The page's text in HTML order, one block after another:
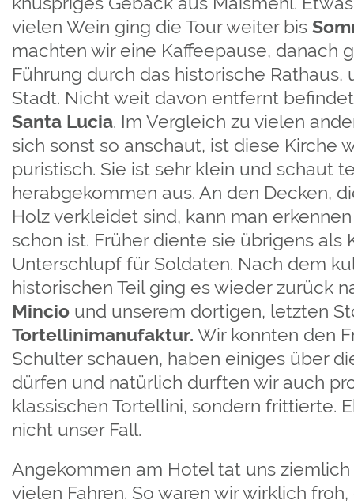
vielen Wein ging die Tour weiter bis
machten wir eine Kaffeepause, danach
Führung durch das historische Rathaus,
Stadt. Nicht weit davon entfernt
Santa Lucia. Im Vergleich zu vielen
sich sonst so anschaut, ist diese Kirche
puristisch. Sie ist sehr klein und schaut
herabgekommen aus. An den Decken,
Holz verkleidet sind, kann man
schon ist. Früher diente sie übrigens als
Unterschlupf für Soldaten. Nach dem
historischen Teil ging es wieder zurück
Mincio und unserem dortigen, letzten
Tortellinimanufaktur. Wir konnten den
Schulter schauen, haben einiges über
dürfen und natürlich durften wir auch
klassischen Tortellini, sondern frittierte.
nicht unser Fall.
Angekommen am Hotel tat uns
vielen Fahren. So waren wir wirklich